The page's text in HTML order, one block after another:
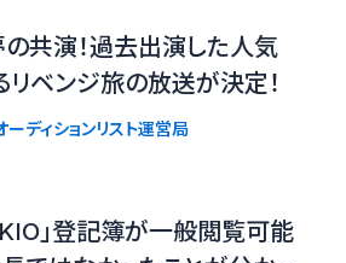
共演！過去出演した人気
リベンジ旅の放送が決定！
ーディションリスト運営局
」登記簿が一般閲覧可能